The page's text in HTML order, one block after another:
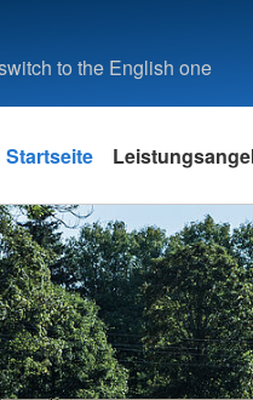
to the English one
Startseite